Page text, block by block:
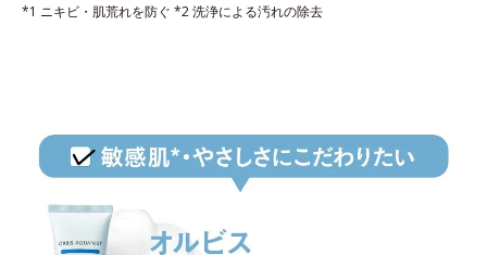
*1 ニキビ・肌荒れを防ぐ *2 洗浄による汚れの除去